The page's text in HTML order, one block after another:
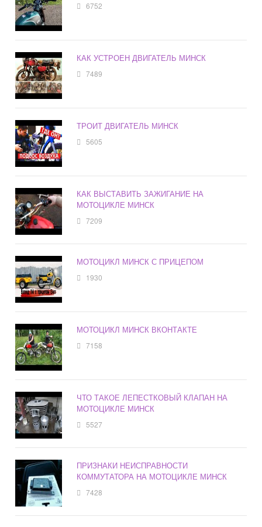
6752
КАК УСТРОЕН ДВИГАТЕЛЬ МИНСК
7489
ТРОИТ ДВИГАТЕЛЬ МИНСК
5605
КАК ВЫСТАВИТЬ ЗАЖИГАНИЕ НА
МОТОЦИКЛЕ МИНСК
7209
МОТОЦИКЛ МИНСК С ПРИЦЕПОМ
1930
МОТОЦИКЛ МИНСК ВКОНТАКТЕ
7158
ЧТО ТАКОЕ ЛЕПЕСТКОВЫЙ КЛАПАН НА
МОТОЦИКЛЕ МИНСК
5527
ПРИЗНАКИ НЕИСПРАВНОСТИ
КОММУТАТОРА НА МОТОЦИКЛЕ МИНСК
7428